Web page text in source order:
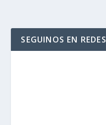
SEGUINOS EN REDES